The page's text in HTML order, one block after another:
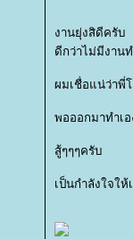
งานยุ่งสิดีครับ
ดีกว่าไม่มีงาน
ผมเชื่อแน่ว่าพี่
พอออกมาทำเ
สู้ๆๆๆครับ
เป็นกำลังใจใ